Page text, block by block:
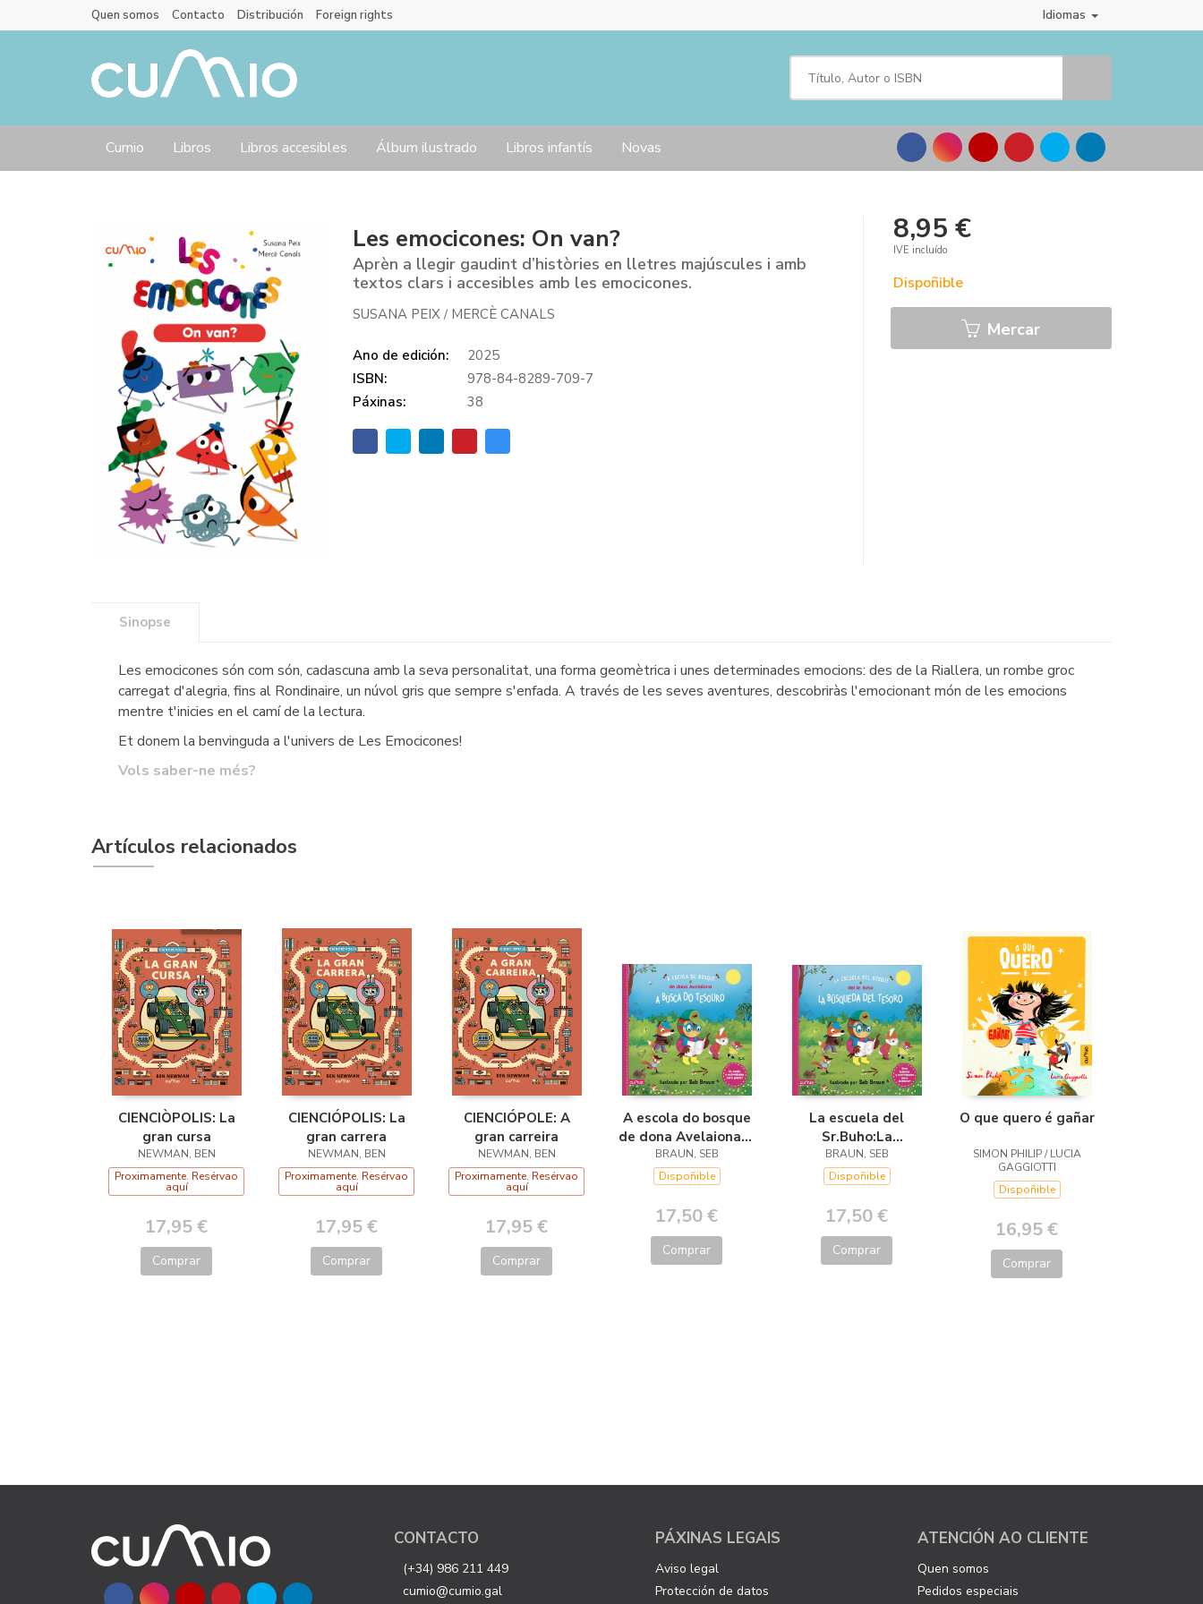
Idiomas
Quen somos Contacto Distribución Foreign rights
Cumio Libros Libros accesibles Álbum ilustrado Libros infantís Novas
Les emocicones: On van?
Aprèn a llegir gaudint d’històries en lletres majúscules i amb
textos clars i accesibles amb les emocicones.
SUSANA PEIX/ MERCÈ CANALS
Ano de edición:
2025
ISBN:
978-84-8289-709-7
Páxinas:
38
8,95 €
IVE incluído
Dispoñible
Mercar
Sinopse
Les emocicones són com són, cadascuna amb la seva personalitat, una forma geomètrica i unes determinades emocions: des de la Riallera, un rombe groc
carregat d'alegria, fins al Rondinaire, un núvol gris que sempre s'enfada. A través de les seves aventures, descobriràs l'emocionant món de les emocions
mentre t'inicies en el camí de la lectura.
Et donem la benvinguda a l'univers de Les Emocicones!
Vols saber-ne més?
Artículos relacionados
CIENCIÒPOLIS: La
gran cursa
NEWMAN, BEN
Proximamente. Resérvao
aquí
17,95 €
Comprar
CIENCIÓPOLIS: La
gran carrera
NEWMAN, BEN
Proximamente. Resérvao
aquí
17,95 €
Comprar
CIENCIÓPOLE: A
gran carreira
NEWMAN, BEN
Proximamente. Resérvao
aquí
17,95 €
Comprar
A escola do bosque
de dona Avelaiona:A
busca do tesouro
BRAUN, SEB
Dispoñible
17,50 €
Comprar
La escuela del
Sr.Buho:La
busqueda del
tesoro
BRAUN, SEB
Dispoñible
17,50 €
Comprar
O que quero é gañar
SIMON PHILIP / LUCIA
GAGGIOTTI
Dispoñible
16,95 €
Comprar
CONTACTO
(+34) 986 211 449
cumio@cumio.gal
PÁXINAS LEGAIS
Aviso legal
Protección de datos
ATENCIÓN AO CLIENTE
Quen somos
Pedidos especiais